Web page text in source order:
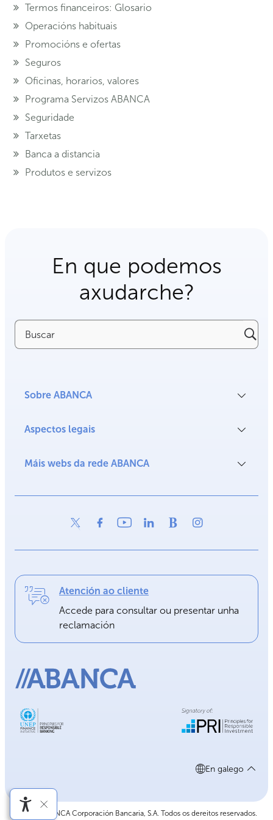
Termos financeiros: Glosario
Operacións habituais
Promocións e ofertas
Seguros
Oficinas, horarios, valores
Programa Servizos ABANCA
Seguridade
Tarxetas
Banca a distancia
Produtos e servizos
En que podemos
axudarche?
Buscar
Sobre ABANCA
Aspectos legais
Máis webs da rede ABANCA
Atención ao cliente
Accede para consultar ou presentar unha
reclamación
En galego
©2026 ABANCA Corporación Bancaria, S.A. Todos os dereitos reservados.